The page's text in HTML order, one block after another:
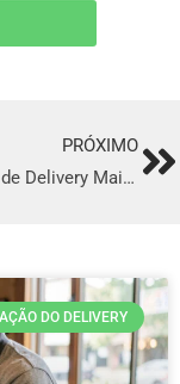
PRÓXIMO
O Sistema de Delivery Mais Completo e Eficiente em Coari
DO DELIVERY